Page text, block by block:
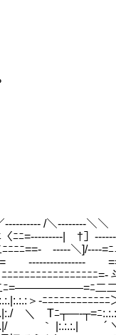
--------＼＼
†］-------=ﾆ
]/----=ﾆニ
==＝
ﾆﾆﾆﾆﾆ=- 斗
ﾆ二二_／:.
ﾆﾆﾆﾆﾆﾆﾆﾆ＞
ﾆ
´ ＼(＼